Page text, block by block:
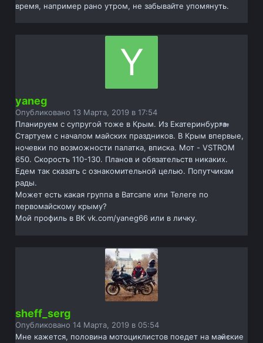
время, например рано утром, не забывайте упомянуть.
yaneg
Опубликовано13 Марта, 2019 в 17:54
Планируем с супругой тоже в Крым. Из Екатеринбурга.
Стартуем с началом майских праздников. В Крым впервые,
ночевки по возможности палатка, вписка. Мот - VSTROM
650. Скорость 110-130. Планов и обязательств никаких.
Едем так сказать с ознакомительной целью. Попутчикам
рады.
Может есть какая группа в Ватсапе или Телеге по
первомайскому крыму?
Мой профиль в ВК vk.com/yaneg66 или в личку.
sheff_serg
Опубликовано14 Марта, 2019 в 05:54
Мне кажется, половина мотоциклистов поедет на майские